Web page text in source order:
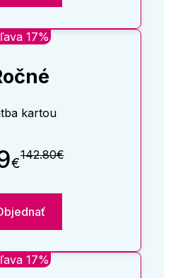
17%
kartou
€142.80€
17%